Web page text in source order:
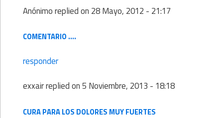
Anónimoreplied on 28 Mayo, 2012 - 21:17
COMENTARIO ....
responder
exxairreplied on5 Noviembre, 2013 - 18:18
CURA PARA LOS DOLORES MUY FUERTES